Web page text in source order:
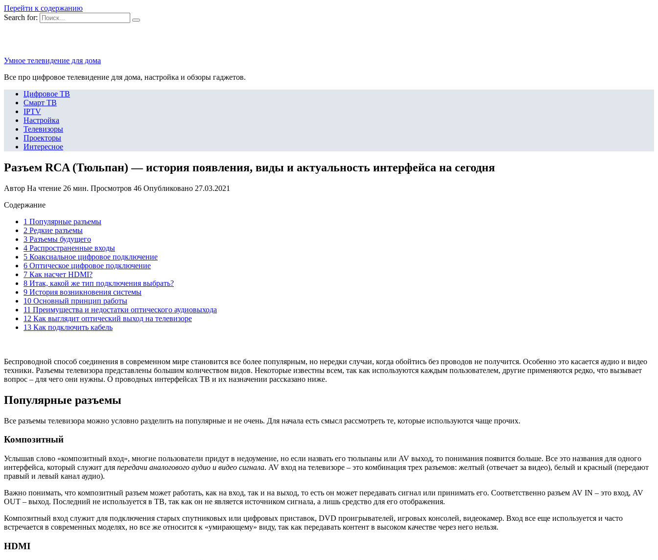
Перейти к содержанию
Search for:
Умное телевидение для дома
Все про цифровое телевидение для дома, настройка и обзоры гаджетов.
Цифровое ТВ
Смарт ТВ
IPTV
Настройка
Телевизоры
Проекторы
Интересное
Разъем RCA (Тюльпан) — история появления, виды и актуальность интерфейса на сегодня
Автор На чтение 26 мин. Просмотров 46 Опубликовано 27.03.2021
Содержание
1 Популярные разъемы
2 Редкие разъемы
3 Разъемы будущего
4 Распространенные входы
5 Коаксиальное цифровое подключение
6 Оптическое цифровое подключение
7 Как насчет HDMI?
8 Итак, какой же тип подключения выбрать?
9 История возникновения системы
10 Основный принцип работы
11 Преимущества и недостатки оптического аудиовыхода
12 Как выглядит оптический выход на телевизоре
13 Как подключить кабель
Беспроводной способ соединения в современном мире становится все более популярным, но нередки случаи, когда обойтись без проводов не получится. Особенно это касается аудио и видео
техники. Разъемы телевизора представлены большим количеством видов. Некоторые известны всем, так как используются каждым пользователем, другие применяются редко, что вызывает
вопрос – для чего они нужны. О проводных интерфейсах ТВ и их назначении рассказано ниже.
Популярные разъемы
Все разъемы телевизора можно условно разделить на популярные и не очень. Для начала есть смысл рассмотреть те, которые используются чаще прочих.
Композитный
Услышав слово «композитный вход», многие пользователи придут в недоумение, но если назвать его тюльпаны или AV выход, то понимания появится больше. Все это названия для одного
интерфейса, который служит для передачи аналогового аудио и видео сигнала. AV вход на телевизоре – это комбинация трех разъемов: желтый (отвечает за видео), белый и красный (передают
правый и левый канал аудио).
Важно понимать, что композитный разъем может работать, как на вход, так и на выход, то есть он может передавать сигнал или принимать его. Соответственно разъем AV IN – это вход, AV
OUT – выход. Последний не используется в ТВ, так как он не является источником сигнала, а лишь средство для его отображения.
Композитный вход служит для подключения старых спутниковых или цифровых приставок, DVD проигрывателей, игровых консолей, видеокамер. Вход все еще используется и часто
встречается в современных моделях, но все же относится к «умирающему» виду, так как передавать контент в высоком качестве через него нельзя.
HDMI